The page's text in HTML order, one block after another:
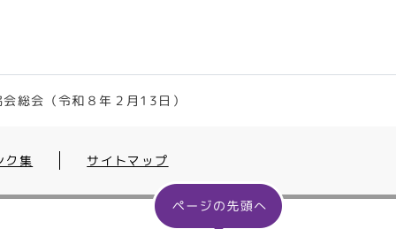
総会（令和８年２月13日）
ク集 サイトマップ